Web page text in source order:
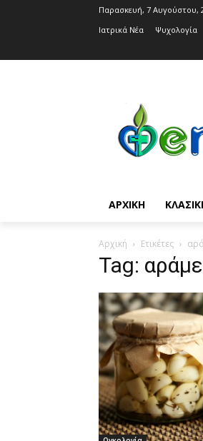
Παρασκευή, 7 Αυγούστου,
Ιατρικά Νέα
Ψυχολογία
ΑΡΧΙΚΉ
Αρχική Ετικέτες
Tag: αράμε